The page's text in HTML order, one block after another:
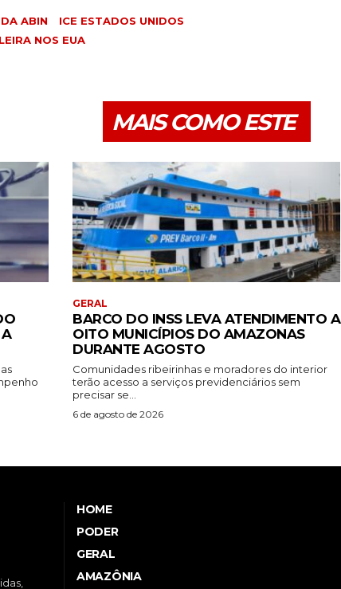
ABIN
ICE ESTADOS UNIDOS
NOS EUA
MAIS COMO ESTE
GERAL
BARCO DO INSS LEVA ATENDIMENTO A
OITO MUNICÍPIOS DO AMAZONAS
DURANTE AGOSTO
Comunidades ribeirinhas e moradores do interior
terão acesso a serviços previdenciários sem
precisar se...
6 de agosto de 2026
HOME
PODER
GERAL
AMAZÔNIA